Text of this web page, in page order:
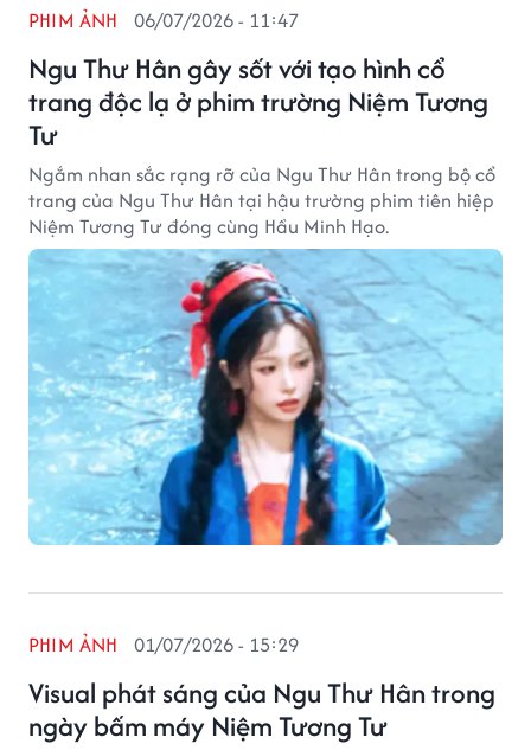
Ngu Thư Hân gây sốt với tạo hình cổ
trang độc lạ ở phim trường Niệm Tương
Tư
PHIM ẢNH 06/07/2026 - 11:47
Ngắm nhan sắc rạng rỡ của Ngu Thư Hân trong bộ cổ
trang của Ngu Thư Hân tại hậu trường phim tiên hiệp
Niệm Tương Tư đóng cùng Hầu Minh Hạo.
Visual phát sáng của Ngu Thư Hân trong
ngày bấm máy Niệm Tương Tư
PHIM ẢNH 01/07/2026 - 15:29